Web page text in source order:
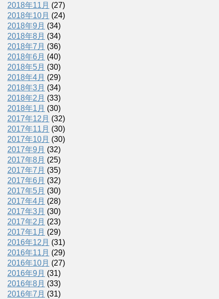
2018年11月 (27)
2018年10月 (24)
2018年9月 (34)
2018年8月 (34)
2018年7月 (36)
2018年6月 (40)
2018年5月 (30)
2018年4月 (29)
2018年3月 (34)
2018年2月 (33)
2018年1月 (30)
2017年12月 (32)
2017年11月 (30)
2017年10月 (30)
2017年9月 (32)
2017年8月 (25)
2017年7月 (35)
2017年6月 (32)
2017年5月 (30)
2017年4月 (28)
2017年3月 (30)
2017年2月 (23)
2017年1月 (29)
2016年12月 (31)
2016年11月 (29)
2016年10月 (27)
2016年9月 (31)
2016年8月 (33)
2016年7月 (31)